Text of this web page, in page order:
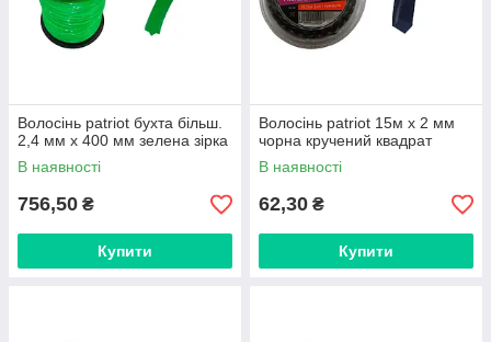
Волосінь patriot бухта більш.
2,4 мм х 400 мм зелена зірка
В наявності
756,50 ₴
Купити
Волосінь patriot 15м х 2 мм
чорна кручений квадрат
В наявності
62,30 ₴
Купити